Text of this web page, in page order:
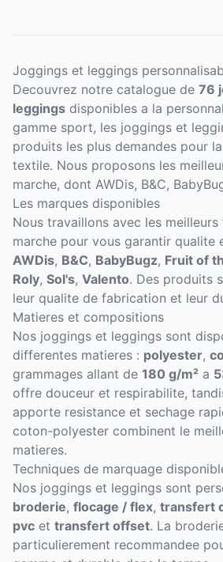
Joggings et leggings
Decouvrez notre catalogue de 76
leggings disponibles a la
gamme sport, les joggings et
produits les plus demandes pour
textile. Nous proposons les
marche, dont AWDis, B&C,
Les marques disponibles
Nous travaillons avec les
marche pour vous garantir qualite
AWDis, B&C, BabyBugz, Fruit of
Roly, Sol's, Valento. Des produits
leur qualite de fabrication et leur
Matieres et compositions
Nos joggings et leggings sont
differentes matieres : polyester,
grammages allant de 180 g/m² a
offre douceur et respirabilite,
apporte resistance et sechage
coton-polyester combinent le
matieres.
Techniques de marquage
Nos joggings et leggings sont
broderie, flocage / flex, transfert
pvc et transfert offset. La
particulierement recommandee